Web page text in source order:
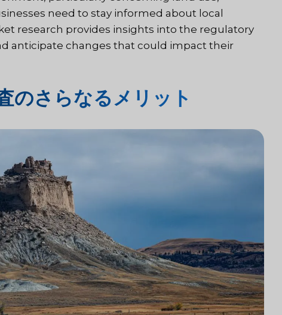
need to stay informed about local
research provides insights into the regulatory
anticipate changes that could impact their
のさらなるメリット